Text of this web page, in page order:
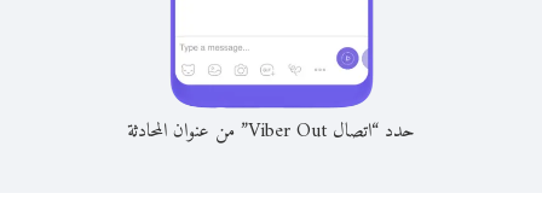
حدد “اتصال Viber Out” من عنوان المحادثة